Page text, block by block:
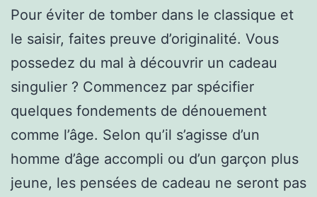
Pour éviter de tomber dans le classique et
le saisir, faites preuve d’originalité. Vous
possedez du mal à découvrir un cadeau
singulier ? Commencez par spécifier
quelques fondements de dénouement
comme l’âge. Selon qu’il s’agisse d’un
homme d’âge accompli ou d’un garçon plus
jeune, les pensées de cadeau ne seront pas